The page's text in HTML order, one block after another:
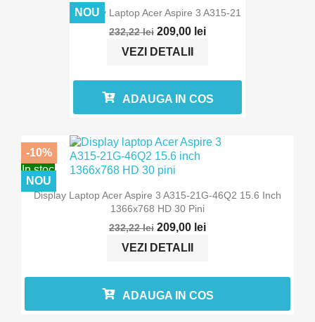
Display Laptop Acer Aspire 3 A315-21
232,22 lei 209,00 lei
VEZI DETALII
NOU
ADAUGA IN COS
In stoc
Display Laptop Acer Aspire 3 A315-21G-46Q2 15.6 Inch
1366x768 HD 30 Pini
232,22 lei 209,00 lei
VEZI DETALII
-10%
NOU
ADAUGA IN COS